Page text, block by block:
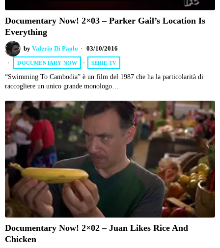
Documentary Now! 2×03 – Parker Gail’s Location Is
Everything
by Valerio Di Paolo 03/10/2016
DOCUMENTARY NOW · SERIE TV
“Swimming To Cambodia” è un film del 1987 che ha la particolarità di
raccogliere un unico grande monologo…
Documentary Now! 2×02 – Juan Likes Rice And
Chicken